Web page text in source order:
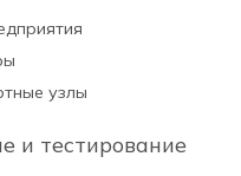
узлы
и тестирование